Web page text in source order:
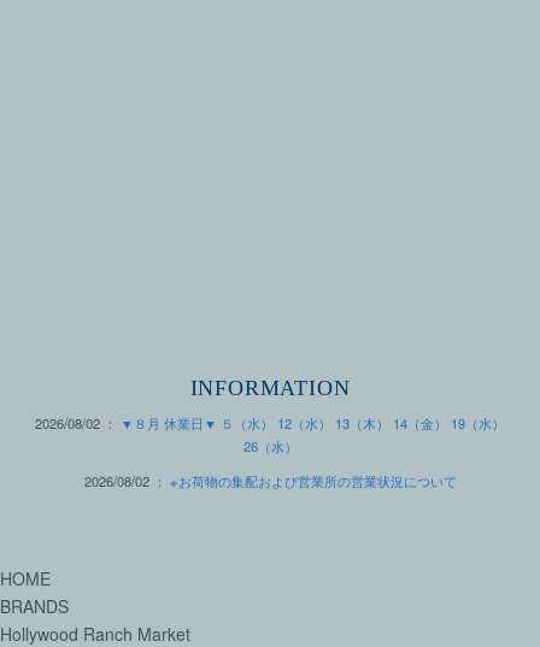
INFORMATION
2026/08/02 ：
▼８月 休業日▼ ５（水） 12（水） 13（木） 14（金） 19（水）
26（水）
2026/08/02 ： ※お荷物の集配および営業所の営業状況について
HOME
BRANDS
Hollywood Ranch Market